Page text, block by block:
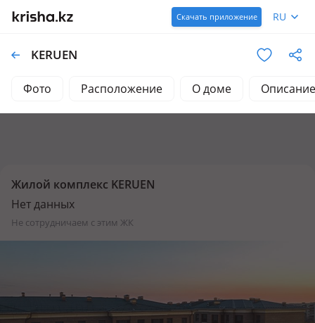
Скачать приложение RU
KERUEN
Фото Расположение О доме Описание
Жилой комплекс KERUEN
Нет данных
не сотрудничаем с этим ЖК